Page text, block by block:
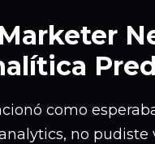
como
no pudiste